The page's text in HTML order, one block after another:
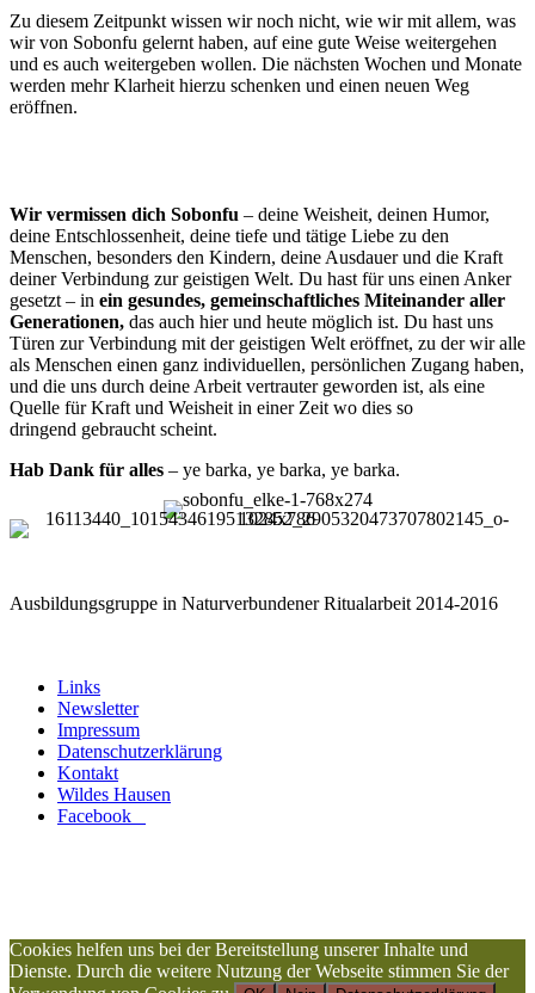
Zu diesem Zeitpunkt wissen wir noch nicht, wie wir mit allem, was
wir von Sobonfu gelernt haben, auf eine gute Weise weitergehen
und es auch weitergeben wollen. Die nächsten Wochen und Monate
werden mehr Klarheit hierzu schenken und einen neuen Weg
eröffnen.
Wir vermissen dich Sobonfu – deine Weisheit, deinen Humor,
deine Entschlossenheit, deine tiefe und tätige Liebe zu den
Menschen, besonders den Kindern, deine Ausdauer und die Kraft
deiner Verbindung zur geistigen Welt. Du hast für uns einen Anker
gesetzt – in ein gesundes, gemeinschaftliches Miteinander aller
Generationen, das auch hier und heute möglich ist. Du hast uns
Türen zur Verbindung mit der geistigen Welt eröffnet, zu der wir alle
als Menschen einen ganz individuellen, persönlichen Zugang haben,
und die uns durch deine Arbeit vertrauter geworden ist, als eine
Quelle für Kraft und Weisheit in einer Zeit wo dies so
dringend gebraucht scheint.
Hab Dank für alles – ye barka, ye barka, ye barka.
Ausbildungsgruppe in Naturverbundener Ritualarbeit 2014-2016
Links
Newsletter
Impressum
Datenschutzerklärung
Kontakt
Wildes Hausen
Facebook
Nach oben scrollen
Cookies helfen uns bei der Bereitstellung unserer Inhalte und
Dienste. Durch die weitere Nutzung der Webseite stimmen Sie der